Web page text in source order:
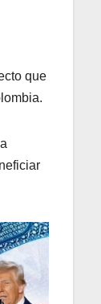
que